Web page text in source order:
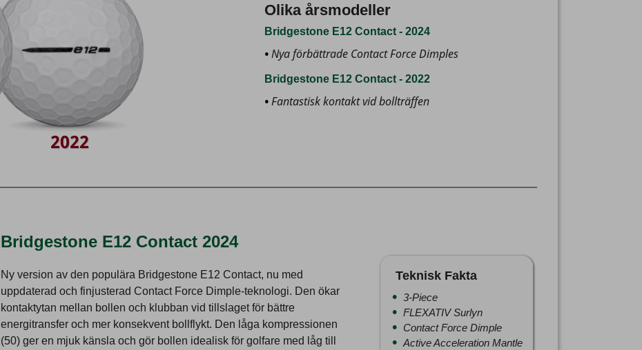
2022
Olika årsmodeller
Bridgestone E12 Contact - 2024
Nya förbättrade Contact Force Dimples
Bridgestone E12 Contact - 2022
Fantastisk kontakt vid bollträffen
Bridgestone E12 Contact 2024
Ny version av den populära Bridgestone E12 Contact, nu med
uppdaterad och finjusterad Contact Force Dimple-teknologi. Den ökar
kontaktytan mellan bollen och klubban vid tillslaget för bättre
energitransfer och mer konsekvent bollflykt. Den låga kompressionen
(50) ger en mjuk känsla och gör bollen idealisk för golfare med låg till
Teknisk Fakta
3-Piece
FLEXATIV Surlyn
Contact Force Dimple
Active Acceleration Mantle